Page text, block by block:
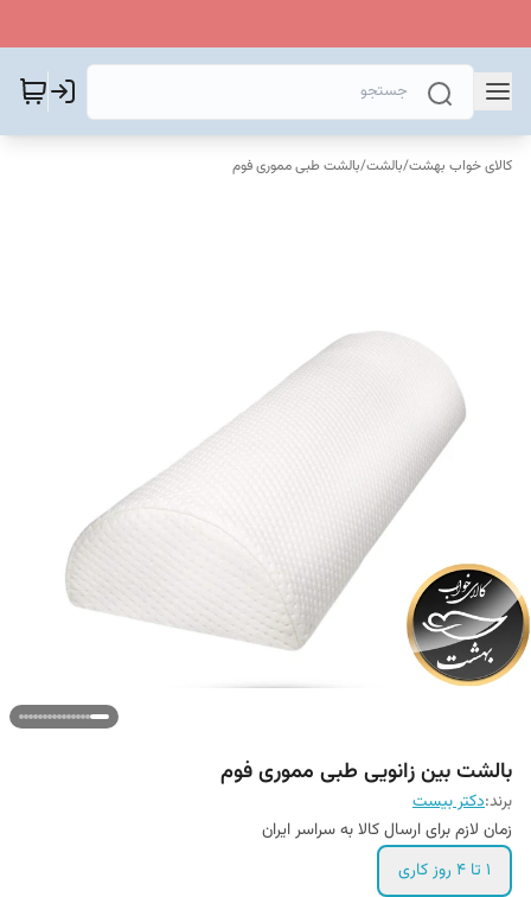
کالای خواب بهشت/بالشت/بالشت طبی مموری فوم
بالشت بین زانویی طبی مموری فوم
برند:دکتر بیست
زمان لازم برای ارسال کالا به سراسر ایران
1 تا 4 روز کاری